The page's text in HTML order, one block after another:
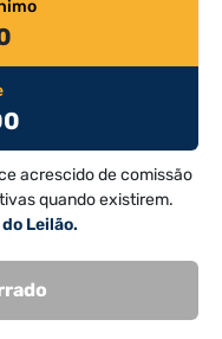
acrescido de comissão
quando existirem.
Leilão.